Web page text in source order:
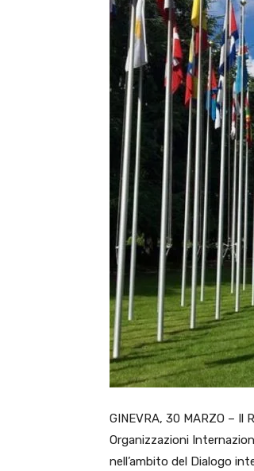
GINEVRA, 30 MARZO –
Organizzazioni
nell’ambito del Dialogo